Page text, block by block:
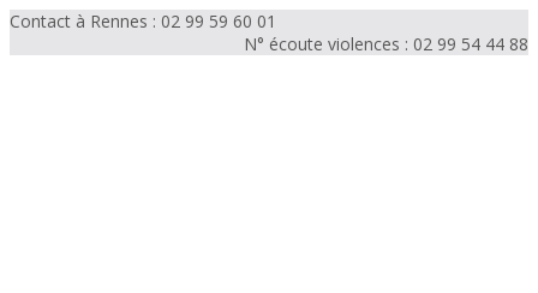
Contact à Rennes : 02 99 59 60 01
N° écoute violences : 02 99 54 44 88